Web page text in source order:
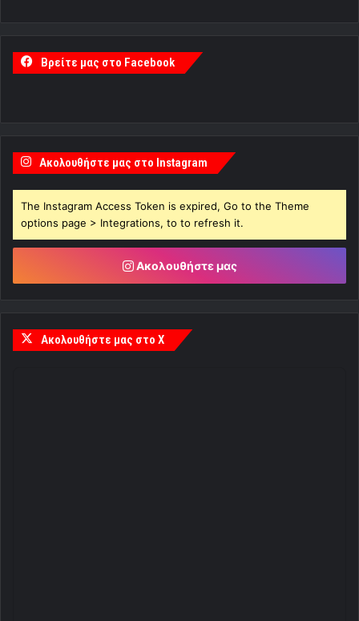
Βρείτε μας στο Facebook
Ακολουθήστε μας στο Instagram
The Instagram Access Token is expired, Go to the Theme
options page > Integrations, to to refresh it.
Ακολουθήστε μας
Ακολουθήστε μας στο X